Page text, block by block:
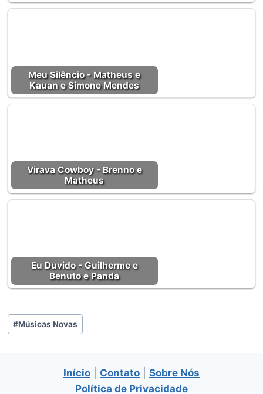
Meu Silêncio - Matheus e
Kauan e Simone Mendes
Virava Cowboy - Brenno e
Matheus
Eu Duvido - Guilherme e
Benuto e Panda
Tags
do
#Músicas Novas
Início Contato
Sobre Nós
Política de Privacidade